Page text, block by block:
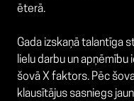
ēterā.
Gada izskaņā talantīga
lielu darbu un
šovā X faktors. Pēc
klausītājus sasniegs